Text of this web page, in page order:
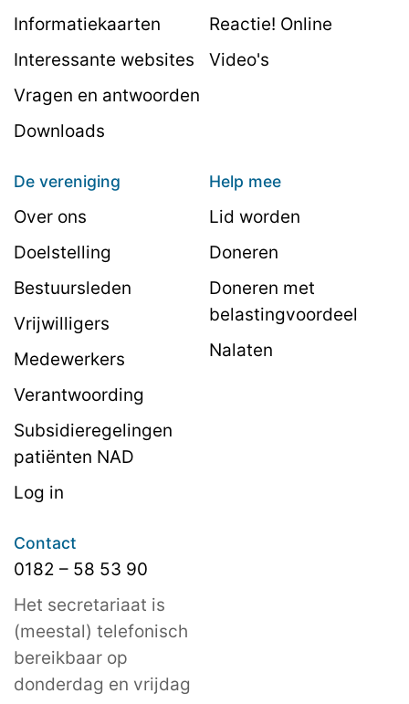
Informatiekaarten
Interessante websites
Vragen en antwoorden
Downloads
Reactie! Online
Video's
De vereniging
Over ons
Doelstelling
Bestuursleden
Vrijwilligers
Medewerkers
Verantwoording
Subsidieregelingen
patiënten NAD
Log in
Help mee
Lid worden
Doneren
Doneren met
belastingvoordeel
Nalaten
Contact
0182 – 58 53 90
Het secretariaat is
(meestal) telefonisch
bereikbaar op
donderdag en vrijdag